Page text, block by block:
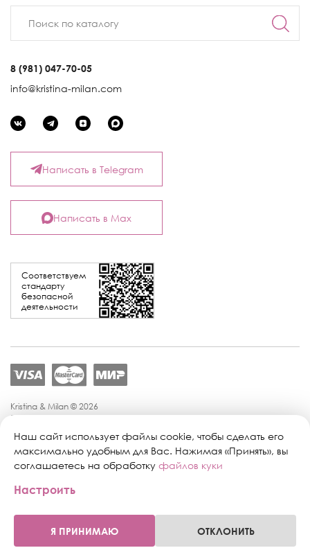
8 (981) 047-70-05
info@kristina-milan.com
Соответствуем
стандарту
безопасной
деятельности
Написать в Telegram
Написать в Max
Kristina & Milan © 2026
Политика конфиденциальности
Политика обработки персональных данных
Публичная оферта
Персональные настройки файлов cookie
Поддержка сайта:
Наш сайт использует файлы cookie, чтобы сделать его
максимально удобным для Вас. Нажимая «Принять», вы
соглашаетесь на обработку файлов куки
Настроить
Я ПРИНИМАЮ ОТКЛОНИТЬ